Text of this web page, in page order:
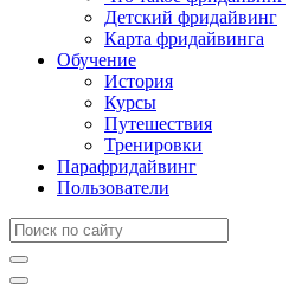
Детский фридайвинг
Карта фридайвинга
Обучение
История
Курсы
Путешествия
Тренировки
Парафридайвинг
Пользователи